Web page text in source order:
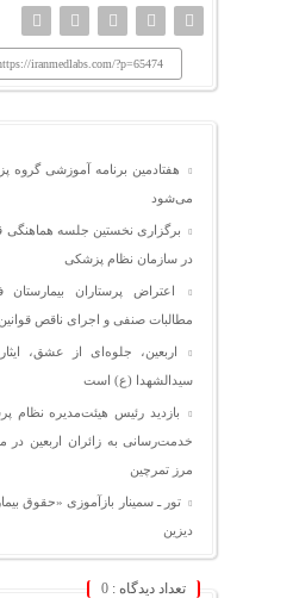
iranmedlabs.com/?p=65474
هفتادمین برنامه آموزشی گروه
می‌شود
برگزاری نخستین جلسه هماهنگی
در سازمان نظام پزشکی
اعتراض پرستاران
مطالبات صنفی و اجرای ناقص قوانین
اربعین، جلوه‌ای از عشق،
سیدالشهدا (ع) است
بازدید رئیس هیئت‌مدیره نظام
خدمت‌رسانی به زائران اربعین
مرز تمرچین
تور ـ سمینار بازآموزی «حقوق
دیزین
تعداد دیدگاه : 0